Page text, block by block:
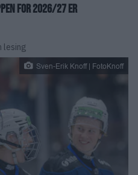
FOR 2026/27 ER
lesing
Sven-Erik Knoff | FotoKnoff